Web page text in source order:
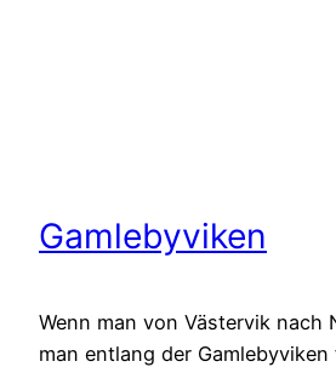
Gamlebyviken
Wenn man von Västervik nach
man entlang der Gamlebyviken